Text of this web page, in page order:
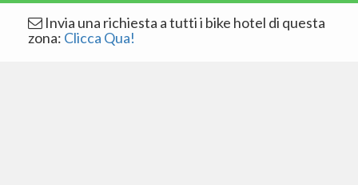
Invia una richiesta a tutti i bike hotel di questa
zona: Clicca Qua!